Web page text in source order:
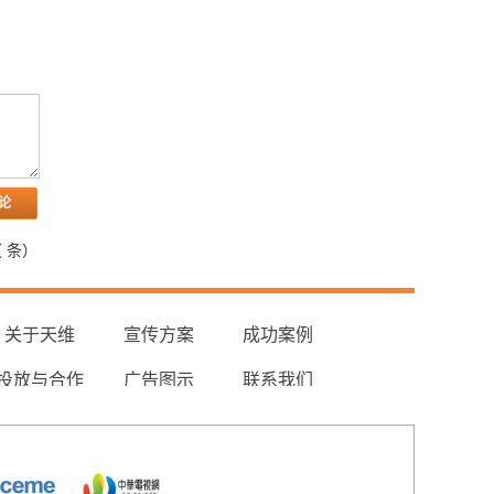
条）
关于天维 宣传方案 成功案例
放与合作 广告图示 联系我们